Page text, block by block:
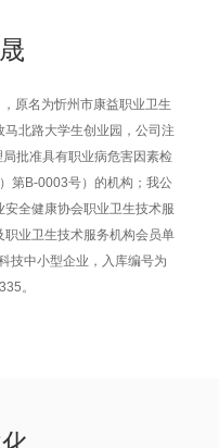
原名为忻州市康益职业卫生
北路大学生创业园，公司注
批准具有职业病危害因素检
第B-0003号）的机构；我公
全健康协会职业卫生技术服
业卫生技术服务机构会员单
技中小型企业，入库编号为
。